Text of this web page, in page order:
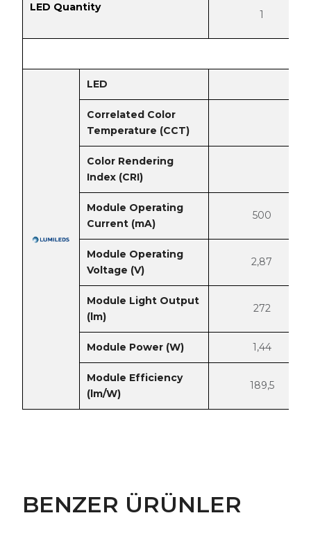
LED Quantity
1
LED
Correlated Color
Temperature (CCT)
Color Rendering
Index (CRI)
Module Operating
Current (mA)
500
Module Operating
Voltage (V)
2,87
Module Light Output
(lm)
272
Module Power (W) 1,44
Module Efficiency
(lm/W)
189,5
BENZER ÜRÜNLER